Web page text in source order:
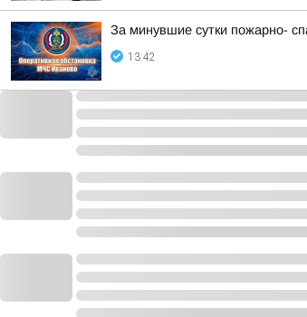
За минувшие сутки пожарно-
13:42